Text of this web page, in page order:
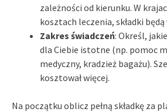
zależności od kierunku. W
kosztach leczenia, składki będą
Zakres świadczeń: Określ,
dla Ciebie istotne (np. pomoc
medyczny, kradzież bagażu).
kosztował więcej.
Na początku oblicz pełną składkę za